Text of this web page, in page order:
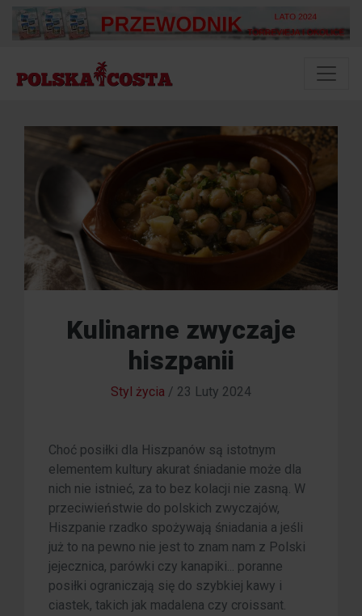
Kulinarne zwyczaje
hiszpanii
Styl życia / 23 Luty 2024
Choć posiłki dla Hiszpanów są istotnym
elementem kultury akurat śniadanie może dla
nich nie istnieć, za to bez kolacji nie zasną. W
przeciwieństwie do polskich zwyczajów,
Hiszpanie rzadko spożywają śniadania a jeśli
już to na pewno nie jest to znam nam z Polski
jejecznica, parówki czy kanapiki... poranne
posiłki ograniczają się do szybkiej kawy i
ciastek, takich jak madalena czy croissant.